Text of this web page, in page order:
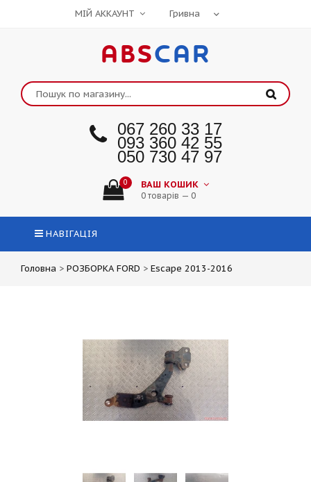
МІЙ АККАУНТ
ABSCAR
067 260 33 17
093 360 42 55
050 730 47 97
0 ВАШ КОШИК
0 товарів — 0
НАВІГАЦІЯ
Головна > РОЗБОРКА FORD > Escape 2013-2016